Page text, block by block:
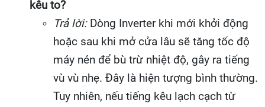
kêu to?
Trả lời:Dòng Inverter khi mới khởi động
hoặc sau khi mở cửa lâu sẽ tăng tốc độ
máy nén để bù trừ nhiệt độ, gây ra tiếng
vù vù nhẹ. Đây là hiện tượng bình thường.
Tuy nhiên, nếu tiếng kêu lạch cạch từ